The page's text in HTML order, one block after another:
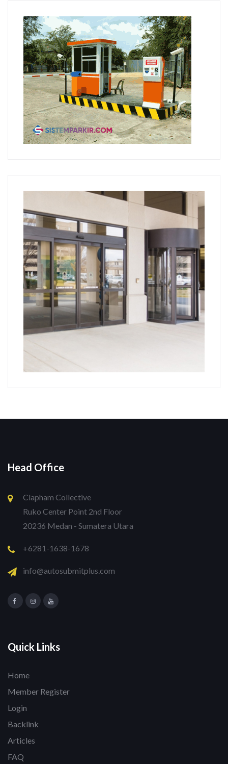
Head Office
Clapham Collective
Ruko Center Point 2nd Floor
20236 Medan - Sumatera Utara
+6281-1638-1678
info@autosubmitplus.com
Quick Links
Home
Member Register
Login
Backlink
Articles
FAQ